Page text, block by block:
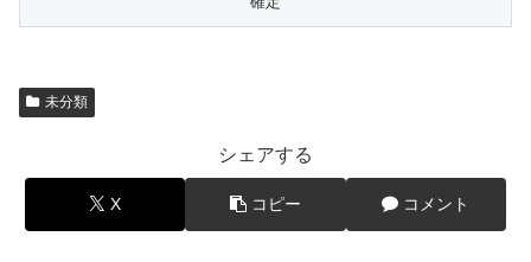
未分類
シェアする
X コピー コメント